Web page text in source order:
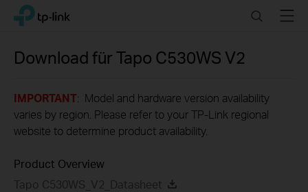
Click
navigation
TP-Link, Reliably Smart SearchMenu
Download fürTapo C530WS V2
IMPORTANT: Model and hardware version availability
varies by region. Please refer to your TP-Link regional
website to determine product availability.
Product Overview
Tapo C530WS_V2_Datasheet